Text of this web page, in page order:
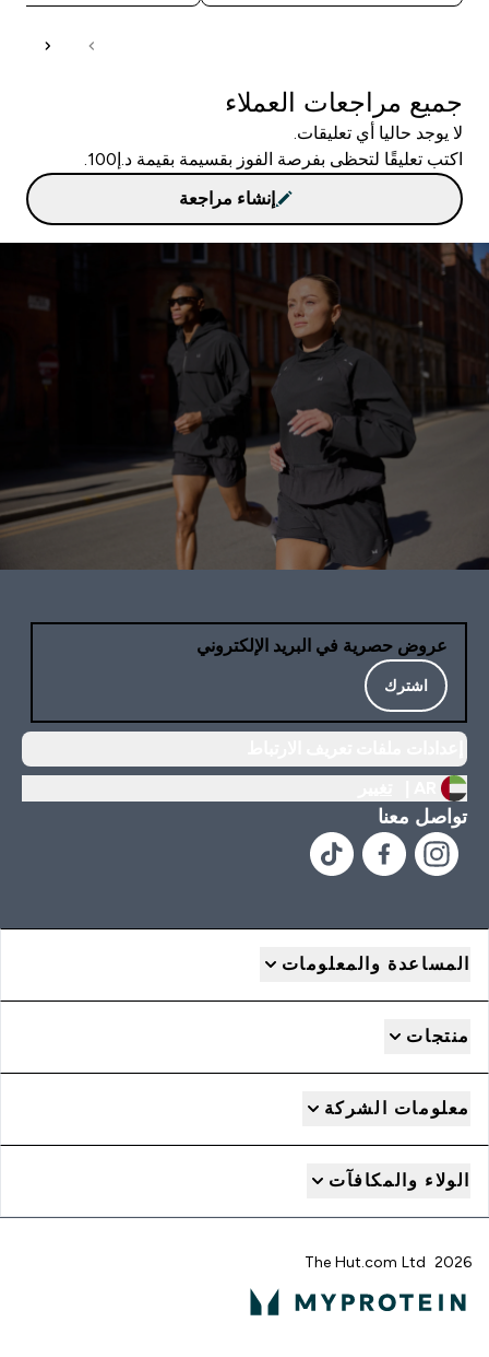
جميع مراجعات العملاء
لا يوجد حاليا أي تعليقات.
اكتب تعليقًا لتحظى بفرصة الفوز بقسيمة بقيمة د.إ100.
إنشاء مراجعة
عروض حصرية في البريد الإلكتروني
اشترك
تواصل معنا
المساعدة والمعلومات
منتجات
معلومات الشركة
الولاء والمكافآت
2026 The Hut.com Ltd